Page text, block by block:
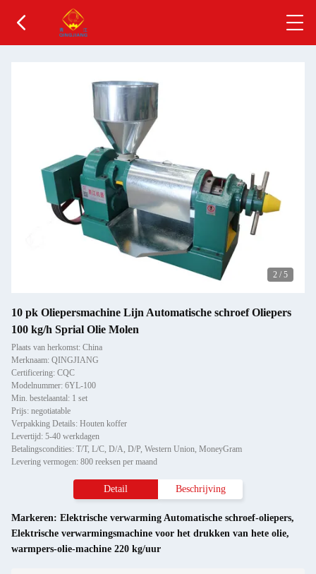
2 / 5
10 pk Oliepersmachine Lijn Automatische schroef Oliepers
100 kg/h Sprial Olie Molen
Plaats van herkomst: China
Merknaam: QINGJIANG
Certificering: CQC
Modelnummer: 6YL-100
Min. bestelaantal: 1 set
Prijs: negotiatable
Verpakking Details: Houten koffer
Levertijd: 5-40 werkdagen
Betalingscondities: T/T, L/C, D/A, D/P, Western Union, MoneyGram
Levering vermogen: 800 reeksen per maand
Detail Beschrijving
Markeren: Elektrische verwarming Automatische schroef-oliepers,
Elektrische verwarmingsmachine voor het drukken van hete olie,
warmpers-olie-machine 220 kg/uur